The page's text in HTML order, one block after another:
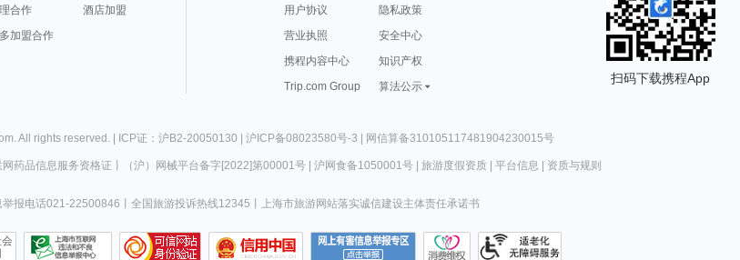
合作
酒店加盟
加盟合作
用户协议
隐私政策
营业执照
安全中心
携程内容中心
知识产权
Trip.com Group
算法公示
扫码下载携程App
. All rights reserved. | ICP证：沪B2-20050130 | 沪ICP备08023580号-3 | 网信算备310105117481904230015号
网药品信息服务资格证 （沪）网械平台备字[2022]第00001号| 沪网食备1050001号| 旅游度假资质| 平台信息 资质与规则
举报电话021-22500846 全国旅游投诉热线12345 上海市旅游网站落实诚信建设主体责任承诺书